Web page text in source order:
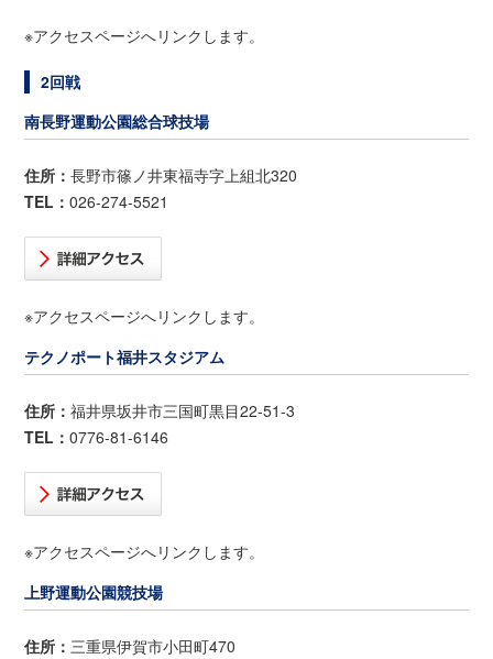
※アクセスページへリンクします。
2回戦
南長野運動公園総合球技場
住所：長野市篠ノ井東福寺字上組北320
TEL：026-274-5521
※アクセスページへリンクします。
テクノポート福井スタジアム
住所：福井県坂井市三国町黒目22-51-3
TEL：0776-81-6146
※アクセスページへリンクします。
上野運動公園競技場
住所：三重県伊賀市小田町470